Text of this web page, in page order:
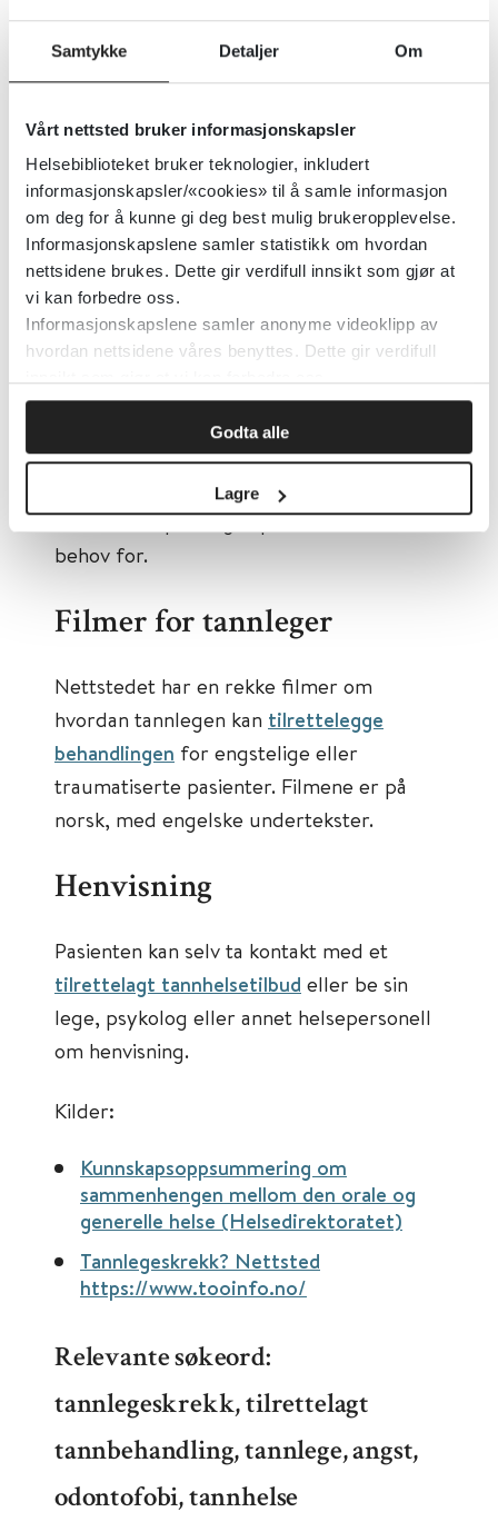
Samtykke Detaljer Om
Vårt nettsted bruker informasjonskapsler
Helsebiblioteket bruker teknologier, inkludert
informasjonskapsler/«cookies» til å samle informasjon
om deg for å kunne gi deg best mulig brukeropplevelse.
Informasjonskapslene samler statistikk om hvordan
nettsidene brukes. Dette gir verdifull innsikt som gjør at
vi kan forbedre oss.
Informasjonskapslene samler anonyme videoklipp av
hvordan nettsidene våres benyttes. Dette gir verdifull
Godta alle
Lagre
psykolog, tannlege og/eller tannpleier vil
møte pasienten. Målet med behandlingen
er at pasienten seinere skal mestre
tannlegetimene bedre, også hos en vanlig
tannlege.
Todelt behandling
Tilrettelagt tannhelsetilbud TOO er
todelt. Første del er psykologisk
behandling ved hjelp av eksponering av
ulike tannbehandlingsprosedyrer. Den
andre delen består av nødvendig
tannbehandling. Tannlegen og/eller
tannpleieren har på forhånd fått beskjed
om hvilke tilpasninger pasienten har
behov for.
Filmer for tannleger
Nettstedet har en rekke filmer om
hvordan tannlegen kan tilrettelegge
behandlingen for engstelige eller
traumatiserte pasienter. Filmene er på
norsk, med engelske undertekster.
Henvisning
Pasienten kan selv ta kontakt med et
tilrettelagt tannhelsetilbud eller be sin
lege, psykolog eller annet helsepersonell
om henvisning.
Kilder:
Kunnskapsoppsummering om
sammenhengen mellom den orale og
generelle helse (Helsedirektoratet)
Tannlegeskrekk? Nettsted
https://www.tooinfo.no/
Relevante søkeord:
tannlegeskrekk, tilrettelagt
tannbehandling, tannlege, angst,
odontofobi, tannhelse